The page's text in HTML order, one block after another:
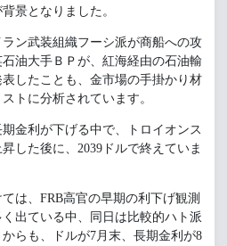
景となりました。
ン武装組織フーシ派が商船への攻
油大手ＢＰが、紅海経由の石油輸
したことも、金市場の手掛かり材
トに分析されています。
金利が下げる中で、トロイオンス
した後に、2039ドルで終えていま
は、FRB高官の早期の利下げ観測
出ている中、同日は比較的ハト派
らも、ドルが7月末、長期金利が8